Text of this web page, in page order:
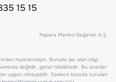
15 15
Papara Menkul Değerler A.Ş.
hazırlanmıştır. Burada yer alan bilgi,
değildir, genel niteliktedir. Bu öneriler
uygun olmayabilir. Sadece burada sunulan